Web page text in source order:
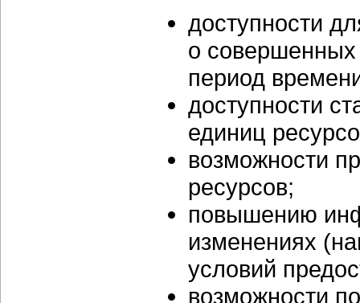
доступности
о
период
доступности
единиц
возможности
ресурсов;
повышению
изменениях
условий
возможности